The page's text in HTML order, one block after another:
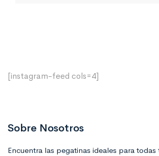
[instagram-feed cols=4]
Sobre Nosotros
Encuentra las pegatinas ideales para todas